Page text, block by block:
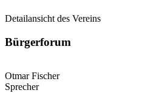
Detailansicht des Vereins
Bürgerforum
Otmar Fischer
Sprecher